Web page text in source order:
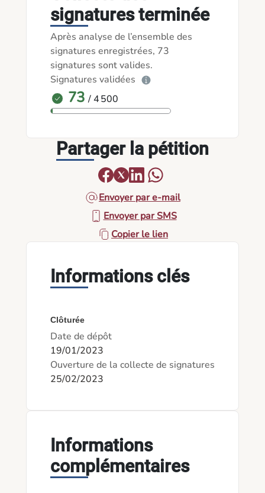
signatures terminée
Après analyse de l’ensemble des
signatures enregistrées, 73
signatures sont valides.
Signatures validées
73 / 4 500
Partager la pétition
Envoyer par e-mail
Envoyer par SMS
Copier le lien
Informations clés
Clôturée
Date de dépôt
19/01/2023
Ouverture de la collecte de signatures
25/02/2023
Informations
complémentaires